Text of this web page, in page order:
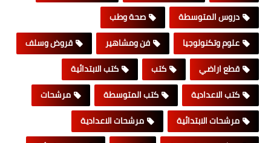
دروس المتوسطة
صحة وطب
علوم وتكنولوجيا
فن ومشاهير
قروض وسلف
قطع اراضي
كتب
كتب الابتدائية
كتب الاعدادية
كتب المتوسطة
مرشحات
مرشحات الابتدائية
مرشحات الاعدادية